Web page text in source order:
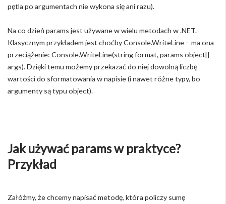
pętla po argumentach nie wykona się ani razu).
Na co dzień params jest używane w wielu metodach w .NET.
Klasycznym przykładem jest choćby Console.WriteLine – ma ona
przeciążenie: Console.WriteLine(string format, params object[]
args). Dzięki temu możemy przekazać do niej dowolną liczbę
wartości do sformatowania w napisie (i nawet różne typy, bo
argumenty są typu object).
Jak używać params w praktyce?
Przykład
Załóżmy, że chcemy napisać metodę, która policzy sumę